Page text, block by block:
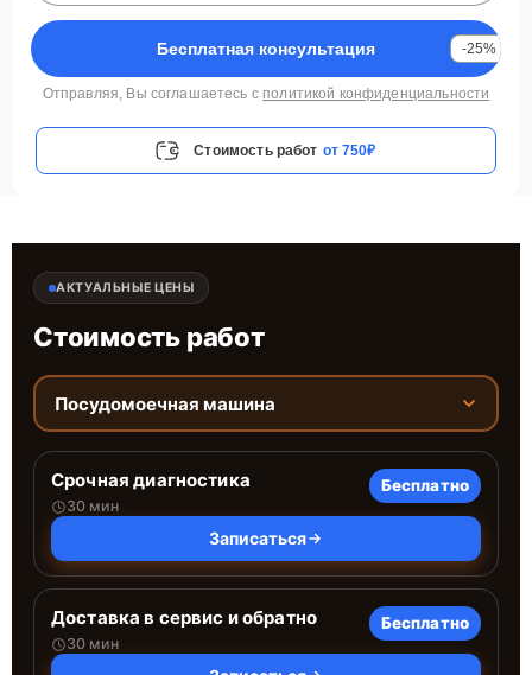
Бесплатная консультация -25%
Отправляя, Вы соглашаетесь с политикой конфиденциальности
Стоимость работ от 750₽
АКТУАЛЬНЫЕ ЦЕНЫ
Стоимость работ
Посудомоечная машина
Срочная диагностика
30 мин
Бесплатно
Записаться
Доставка в сервис и обратно
30 мин
Бесплатно